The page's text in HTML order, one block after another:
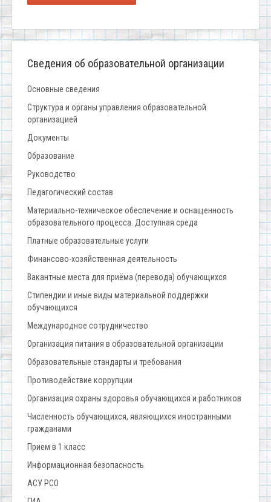
Сведения об образовательной организации
Основные сведения
Структура и органы управления образовательной
организацией
Документы
Образование
Руководство
Педагогический состав
Материально-техническое обеспечение и оснащенность
образовательного процесса. Доступная среда
Платные образовательные услуги
Финансово-хозяйственная деятельность
Вакантные места для приёма (перевода) обучающихся
Стипендии и иные виды материальной поддержки
обучающихся
Международное сотрудничество
Организация питания в образовательной организации
Образовательные стандарты и требования
Противодействие коррупции
Организация охраны здоровья обучающихся и работников
Численность обучающихся, являющихся иностранными
гражданами
Прием в 1 класс
Информационная безопасность
АСУ РСО